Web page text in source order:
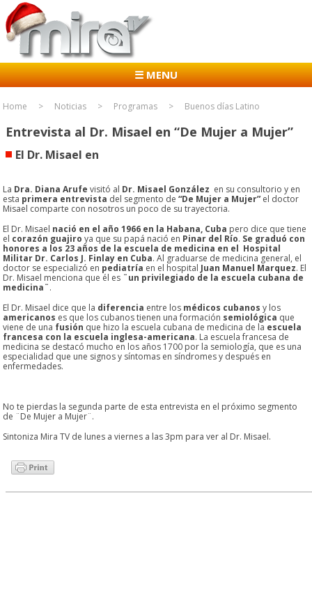
☰ MENU
Home Noticias Programas Buenos días Latino
Entrevista al Dr. Misael en “De Mujer a Mujer”
El Dr. Misael en
La Dra. Diana Arufe visitó al Dr. Misael González en su consultorio y en
esta primera entrevista del segmento de“De Mujer a Mujer” el doctor
Misael comparte con nosotros un poco de su trayectoria.
El Dr. Misael nació en el año 1966 en la Habana, Cuba pero dice que tiene
el corazón guajiro ya que su papá nació en Pinar del Río. Se graduó con
honores a los 23 años de la escuela de medicina en el Hospital
Militar Dr. Carlos J. Finlay en Cuba. Al graduarse de medicina general, el
doctor se especializó en pediatría en el hospital Juan Manuel Marquez. El
Dr. Misael menciona que él es ¨un privilegiado de la escuela cubana de
medicina¨.
El Dr. Misael dice que la diferencia entre los médicos cubanos y los
americanos es que los cubanos tienen una formación semiológica que
viene de una fusión que hizo la escuela cubana de medicina de la escuela
francesa con la escuela inglesa-americana. La escuela francesa de
medicina se destacó mucho en los años 1700 por la semiología, que es una
especialidad que une signos y síntomas en síndromes y después en
enfermedades.
No te pierdas la segunda parte de esta entrevista en el próximo segmento
de ¨De Mujer a Mujer¨.
Sintoniza Mira TV de lunes a viernes a las 3pm para ver al Dr. Misael.